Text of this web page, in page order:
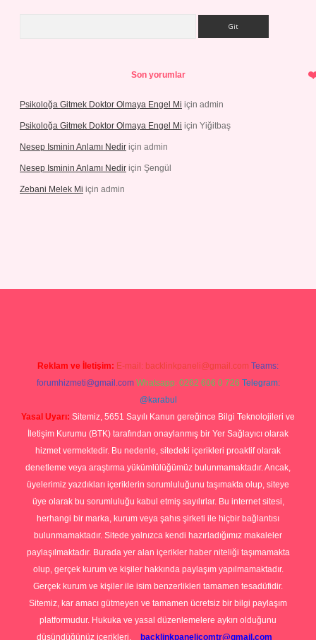
Son yorumlar
Psikoloğa Gitmek Doktor Olmaya Engel Mi için admin
Psikoloğa Gitmek Doktor Olmaya Engel Mi için Yiğitbaş
Nesep Isminin Anlamı Nedir için admin
Nesep Isminin Anlamı Nedir için Şengül
Zebani Melek Mi için admin
Reklam ve İletişim: E-mail: backlinkpaneli@gmail.com Teams:
forumhizmeti@gmail.com Whatsapp: 0262 606 0 726 Telegram:
@karabul
Yasal Uyarı: Sitemiz, 5651 Sayılı Kanun gereğince Bilgi Teknolojileri ve
İletişim Kurumu (BTK) tarafından onaylanmış bir Yer Sağlayıcı olarak
hizmet vermektedir. Bu nedenle, sitedeki içerikleri proaktif olarak
denetleme veya araştırma yükümlülüğümüz bulunmamaktadır. Ancak,
üyelerimiz yazdıkları içeriklerin sorumluluğunu taşımakta olup, siteye
üye olarak bu sorumluluğu kabul etmiş sayılırlar. Bu internet sitesi,
herhangi bir marka, kurum veya şahıs şirketi ile hiçbir bağlantısı
bulunmamaktadır. Sitede yalnızca kendi hazırladığımız makaleler
paylaşılmaktadır. Burada yer alan içerikler haber niteliği taşımamakta
olup, gerçek kurum ve kişiler hakkında paylaşım yapılmamaktadır.
Gerçek kurum ve kişiler ile isim benzerlikleri tamamen tesadüfidir.
Sitemiz, kar amacı gütmeyen ve tamamen ücretsiz bir bilgi paylaşım
platformudur. Hukuka ve yasal düzenlemelere aykırı olduğunu
düşündüğünüz içerikleri,
backlinkpanelicomtr@gmail.com